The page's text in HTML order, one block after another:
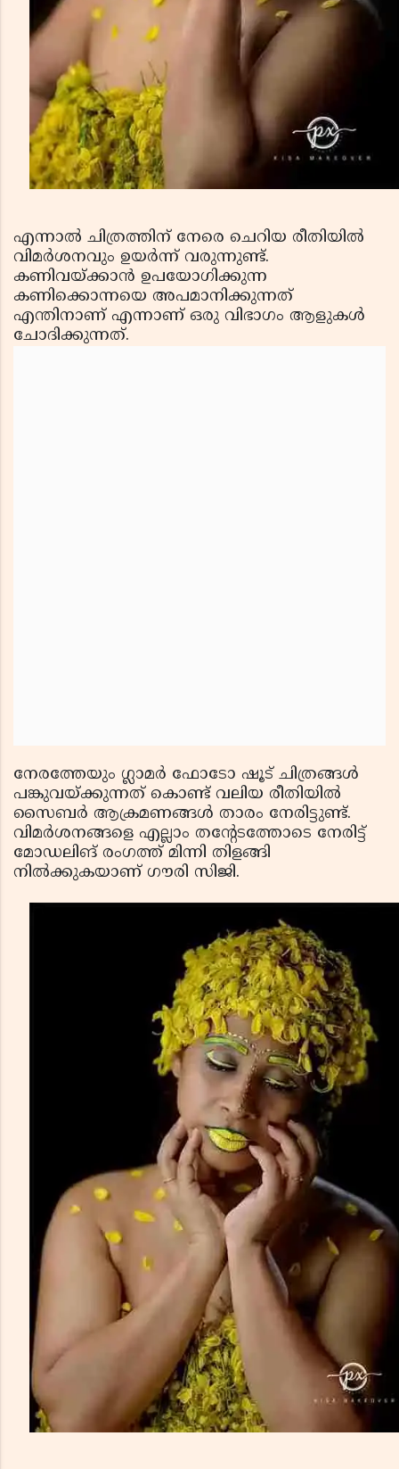
എന്നാല്‍ ചിത്രത്തിന് നേരെ ചെറിയ രീതിയില്‍
വിമര്‍ശനവും ഉയര്‍ന്ന് വരുന്നുണ്ട്.
കണിവയ്ക്കാന്‍ ഉപയോഗിക്കുന്ന
കണിക്കൊന്നയെ അപമാനിക്കുന്നത്
എന്തിനാണ് എന്നാണ് ഒരു വിഭാഗം ആളുകള്‍
ചോദിക്കുന്നത്.
നേരത്തേയും ഗ്ലാമര്‍ ഫോടോ ഷൂട് ചിത്രങ്ങള്‍
പങ്കുവയ്ക്കുന്നത് കൊണ്ട് വലിയ രീതിയില്‍
സൈബര്‍ ആക്രമണങ്ങള്‍ താരം നേരിട്ടുണ്ട്.
വിമര്‍ശനങ്ങളെ എല്ലാം തന്റേടത്തോടെ നേരിട്ട്
മോഡലിങ് രംഗത്ത് മിന്നി തിളങ്ങി
നില്‍ക്കുകയാണ് ഗൗരി സിജി.